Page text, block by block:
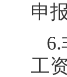
申
6.
工